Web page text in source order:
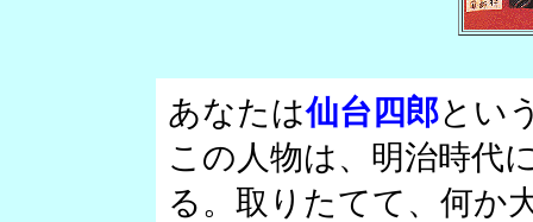
あなたは仙台四郎とい
この人物は、明治時代
る。取りたてて、何か